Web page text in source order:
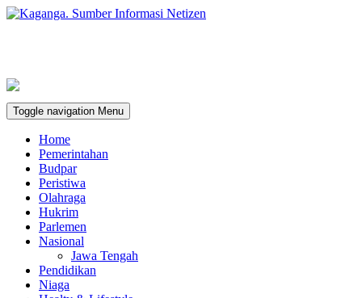
Toggle navigation Menu
Home
Pemerintahan
Budpar
Peristiwa
Olahraga
Hukrim
Parlemen
Nasional
Jawa Tengah
Pendidikan
Niaga